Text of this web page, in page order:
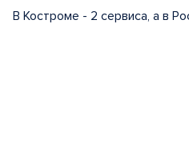
В Костроме - 2 сервиса, а в